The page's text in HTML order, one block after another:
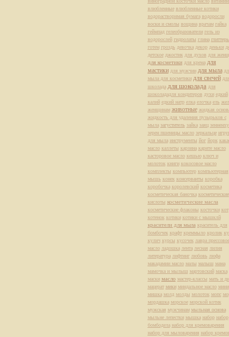
влюбленные влюбленные котики
водорастворимая бумага водоросли
воски и смолы вощина врачам гайка
геймпад гелеобразователи гель из
водорослей гидролаты глина
готем гроздь девочка декор деньки
детское джостик для духов для
для косметики для крема для
мастики для мужчин для мыла
мыла для косметики для свечей
школада для шоколада для
шоколададля кондитеров духи едкий
калий едкий натр елка елочка ель
женщинам животные жидкая
жидкость для удаления пузырьков с
мыла загуститель зайка заяц
зерен пшеницы масло зеркальце
для мыла инструменты йог йорк
масло каллеты карзина карите масло
касторовое масло кешью ключ и
молоток книги кокосовое масло
комплекты компьютер компьютерная
мышь конек консерванты коробка
коробочка королевский косметика
косметическая баночка косметические
кислоты косметические масла
косметические флаконы косточки кот
котенок котики котики с мышклй
красители для мыла краситель для
бомбочек крафт креммыло кролик
кулич курсы кусочек лавра прессовое
масло ладошка лента лесная лилия
литература лифтинг любовь люфа
макадамии масло малы малыш мама
мамочка и мылыш мартовский маска
маски масло мастер-классы мать и
мацерат мики миндальное масло мини
мишка молд молды молоток мопс
мордашка морское морской котик
мужская мужчинам мыльная основа
мыльне лепестки мышка набор набор
бомбодела набор для кремоварения
набор для мыловарения набор